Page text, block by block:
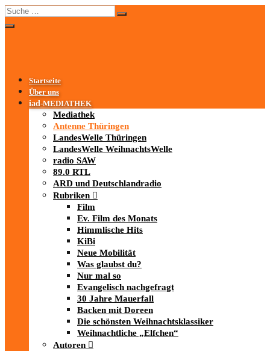
Startseite
Über uns
iad-MEDIATHEK
Mediathek
Antenne Thüringen
LandesWelle Thüringen
LandesWelle WeihnachtsWelle
radio SAW
89.0 RTL
ARD und Deutschlandradio
Rubriken
Film
Ev. Film des Monats
Himmlische Hits
KiBi
Neue Mobilität
Was glaubst du?
Nur mal so
Evangelisch nachgefragt
30 Jahre Mauerfall
Backen mit Doreen
Die schönsten Weihnachtsklassiker
Weihnachtliche „Elfchen“
Autoren